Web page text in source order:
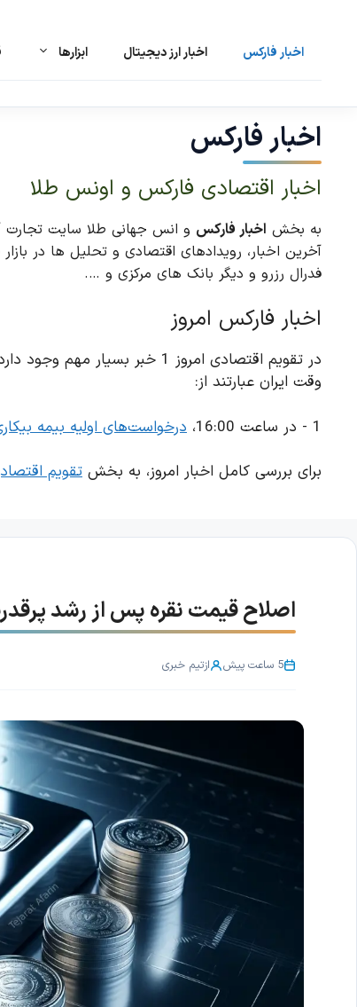
اخبار فارکس اخبار ارز دیجیتال ابزارها
اخبار فارکس
اخبار اقتصادی فارکس و اونس طلا
به بخش اخبار فارکس و انس جهانی طلا سایت تجارت
فدرال رزرو و دیگر بانک های مرکزی و ….
اخبار فارکس امروز
در تقویم اقتصادی امروز 1 خبر
وقت ایران عبارتند از:
1 - در ساعت 16:00،
درخواست‌های اولیه بیمه
برای بررسی کامل اخبار امروز، به بخش تقویم
اصلاح قیمت نقره پس از رشد پرقدرت؛ حمایت ۶۰.۷۰
5 ساعت پیش ازتیم خبری